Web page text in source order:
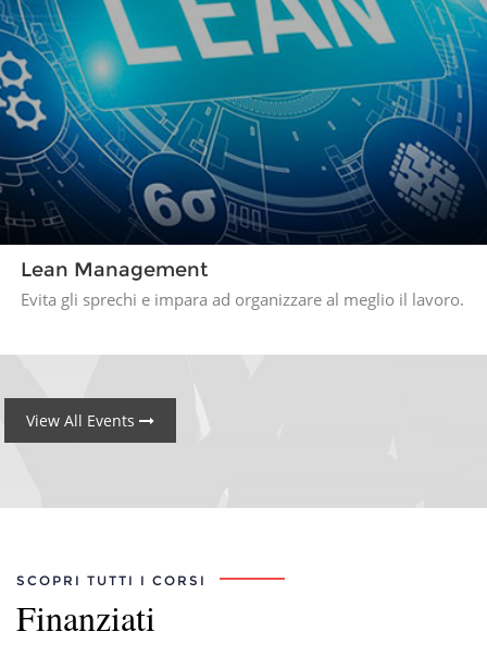
Lean Management
Evita gli sprechi e impara ad organizzare al meglio il lavoro.
View All Events
SCOPRI TUTTI I CORSI
Finanziati